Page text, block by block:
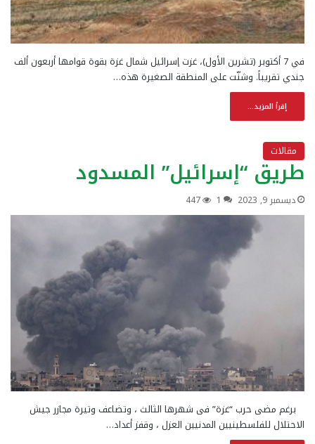
في 7 أكتوبر (تشرين الأول)، غزت إسرائيل شمال غزة بقوة قوامها أربعون ألف
جندي تقريباً. وشنّت على المنطقة الصغيرة هذه…
إقرأ المزيد...
مقالات
طريق “إسرائيل” المسدود
ديسمبر 9, 2023 1
447
برغم مضى حرب “غزة” فى شهرها الثالث ، وتضاعف وتيرة مجازر جيش
الاحتلال للفلسطينيين المدنيين العزل ، وقفز أعداد…